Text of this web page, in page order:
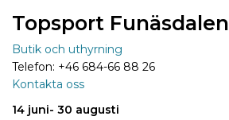
Topsport Funäsdalen
Butik och uthyrning
Telefon: +46 684-66 88 26
Kontakta oss
14 juni- 30 augusti